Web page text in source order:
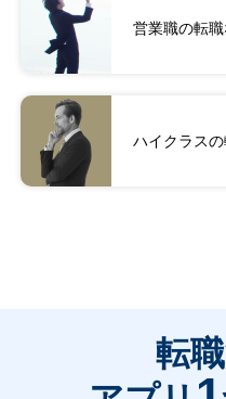
営業職の転職
ハイクラス
転